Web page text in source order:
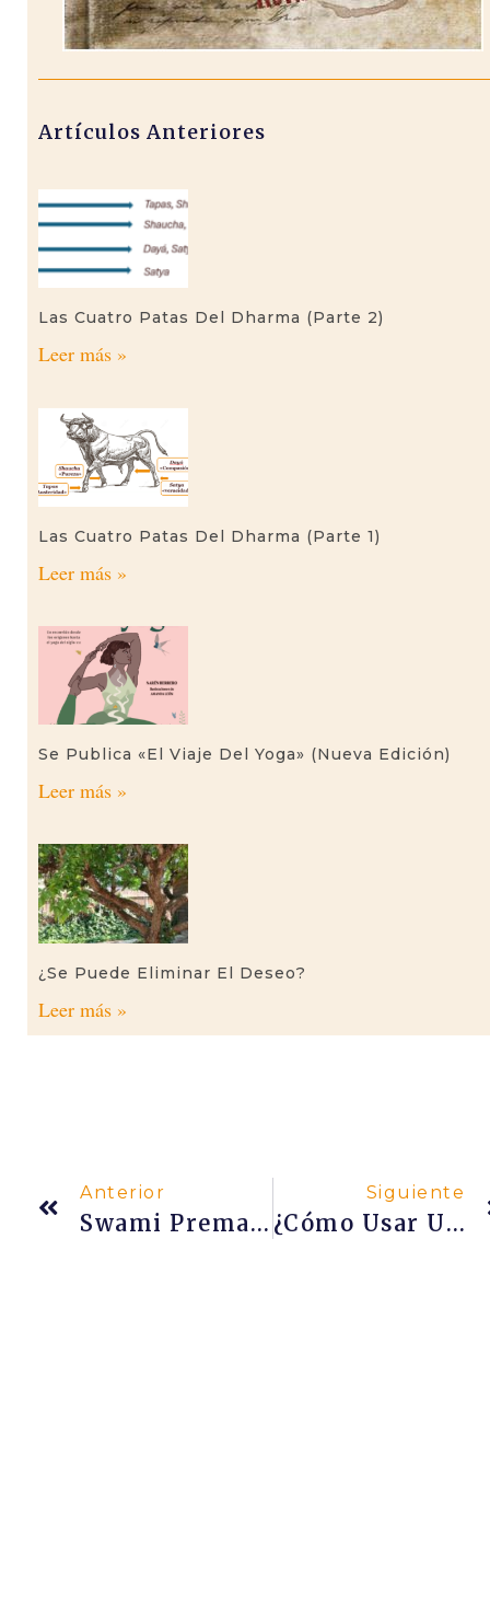
Artículos Anteriores
Las Cuatro Patas Del Dharma (parte 2)
Leer más »
Las Cuatro Patas Del Dharma (parte 1)
Leer más »
Se Publica «El Viaje Del Yoga» (nueva Edición)
Leer más »
¿Se Puede Eliminar El Deseo?
Leer más »
Anterior
Swami Premananda Y La Relación Gurú-Discípulo
Siguiente
¿Cómo Usar Una Mālā O Rosario Hindú?